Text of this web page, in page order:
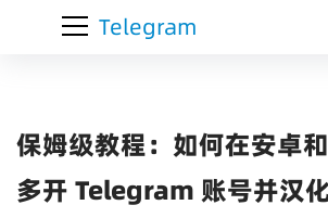
Telegram
保姆级教程：如何在安卓
多开 Telegram 账号并汉